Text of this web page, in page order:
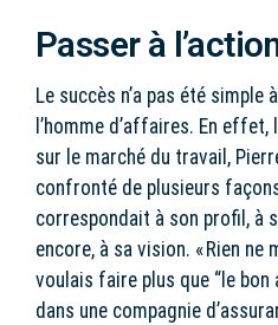
Passer à
Le succès n’a pas été simple
l’homme d’affaires. En
sur le marché du travail,
confronté de plusieurs
correspondait à son profil, à
encore, à sa vision. « Rien ne
voulais faire plus que “le bon
dans une compagnie